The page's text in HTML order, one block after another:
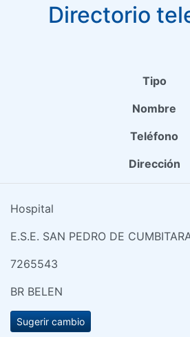
Directorio
Tipo
Nombre
Teléfono
Dirección
Hospital
E.S.E. SAN PEDRO DE
7265543
BR BELEN
Sugerir cambio